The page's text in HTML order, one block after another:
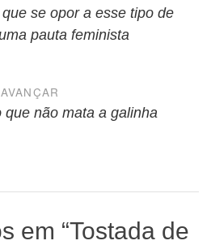
se opor a esse tipo de
pauta feminista
AVANÇAR
que não mata a galinha
em “Tostada de